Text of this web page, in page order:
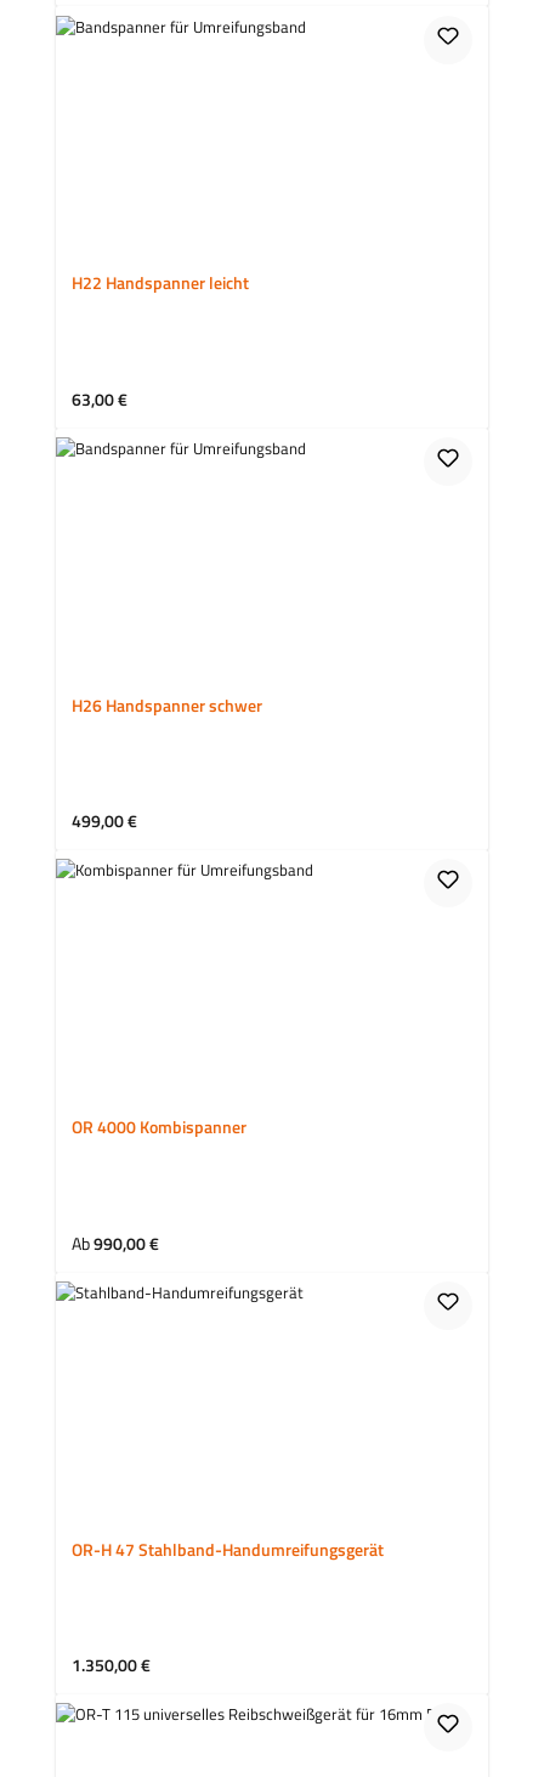
H22 Handspanner leicht
Regulärer Preis:
63,00 €
H26 Handspanner schwer
Regulärer Preis:
499,00 €
OR 4000 Kombispanner
Regulärer Preis:
Ab990,00 €
OR-H 47 Stahlband-Handumreifungsgerät
Regulärer Preis:
1.350,00 €